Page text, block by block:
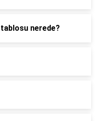
nerede?